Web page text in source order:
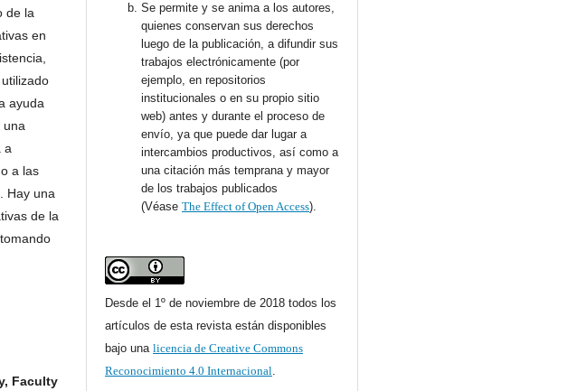
de la
en
ayuda
una
a
a las
Hay una
de la
Faculty
Se permite y se anima a los autores,
quienes conservan sus derechos
luego de la publicación, a difundir sus
trabajos electrónicamente (por
ejemplo, en repositorios
institucionales o en su propio sitio
web) antes y durante el proceso de
envío, ya que puede dar lugar a
intercambios productivos, así como a
una citación más temprana y mayor
de los trabajos publicados
(Véase The Effect of Open Access).
Desde el 1º de noviembre de 2018 todos los
artículos de esta revista están disponibles
bajo una licencia de Creative Commons
Reconocimiento 4.0 Internacional.